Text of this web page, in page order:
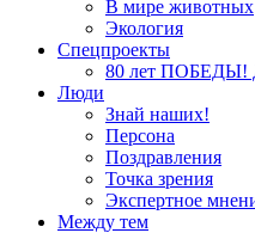
В мире животных
Экология
Спецпроекты
80 лет ПОБЕДЫ!
Люди
Знай наших!
Персона
Поздравления
Точка зрения
Экспертное
Между тем